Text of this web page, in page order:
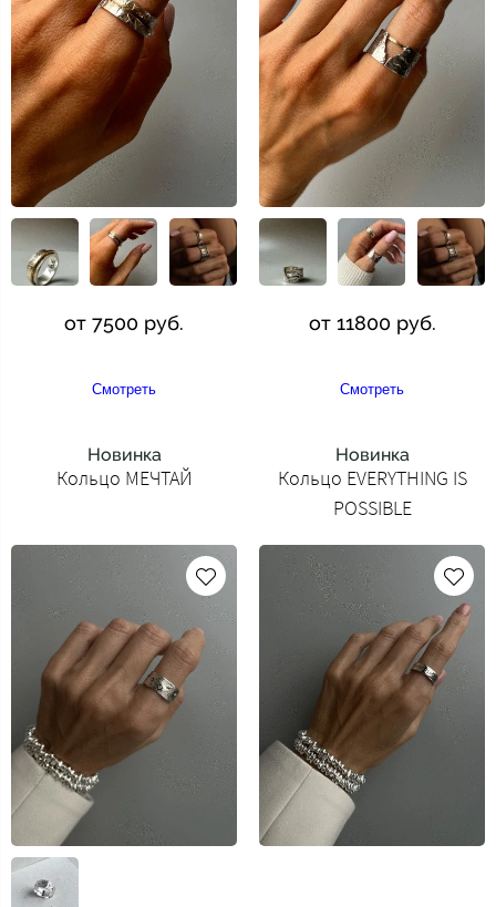
от 7500 руб.
Смотреть
от 11800 руб.
Смотреть
Новинка
Кольцо МЕЧТАЙ
Новинка
Кольцо EVERYTHING IS
POSSIBLE